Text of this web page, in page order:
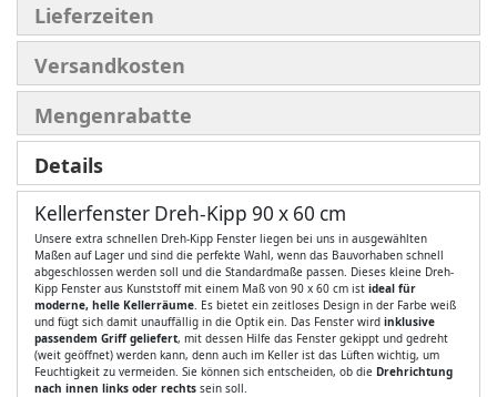
Lieferzeiten
Versandkosten
Mengenrabatte
Details
Kellerfenster Dreh-Kipp 90 x 60 cm
Unsere extra schnellen Dreh-Kipp Fenster liegen bei uns in ausgewählten
Maßen auf Lager und sind die perfekte Wahl, wenn das Bauvorhaben schnell
abgeschlossen werden soll und die Standardmaße passen. Dieses kleine Dreh-
Kipp Fenster aus Kunststoff mit einem Maß von 90 x 60 cm ist ideal für
moderne, helle Kellerräume . Es bietet ein zeitloses Design in der Farbe weiß
und fügt sich damit unauffällig in die Optik ein. Das Fenster wird inklusive
passendem Griff geliefert, mit dessen Hilfe das Fenster gekippt und gedreht
(weit geöffnet) werden kann, denn auch im Keller ist das Lüften wichtig, um
Feuchtigkeit zu vermeiden. Sie können sich entscheiden, ob die Drehrichtung
nach innen links oder rechts sein soll.